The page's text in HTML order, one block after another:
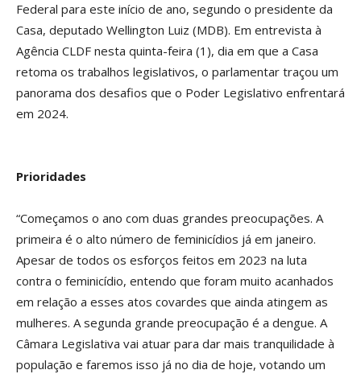
Federal para este início de ano, segundo o presidente da
Casa, deputado Wellington Luiz (MDB). Em entrevista à
Agência CLDF nesta quinta-feira (1), dia em que a Casa
retoma os trabalhos legislativos, o parlamentar traçou um
panorama dos desafios que o Poder Legislativo enfrentará
em 2024.
Prioridades
“Começamos o ano com duas grandes preocupações. A
primeira é o alto número de feminicídios já em janeiro.
Apesar de todos os esforços feitos em 2023 na luta
contra o feminicídio, entendo que foram muito acanhados
em relação a esses atos covardes que ainda atingem as
mulheres. A segunda grande preocupação é a dengue. A
Câmara Legislativa vai atuar para dar mais tranquilidade à
população e faremos isso já no dia de hoje, votando um